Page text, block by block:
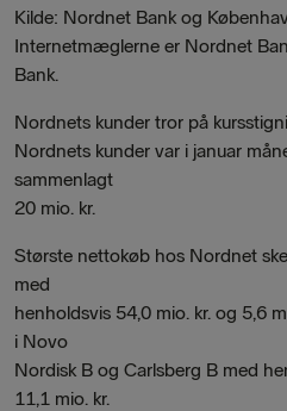
Kilde: Nordnet Bank og
Internetmæglerne er Nordnet
Bank.
Nordnets kunder tror på
Nordnets kunder var i januar
sammenlagt
20 mio. kr.
Største nettokøb hos Nordnet
med
henholdsvis 54,0 mio. kr. og 5,6
i Novo
Nordisk B og Carlsberg B med
11,1 mio. kr.